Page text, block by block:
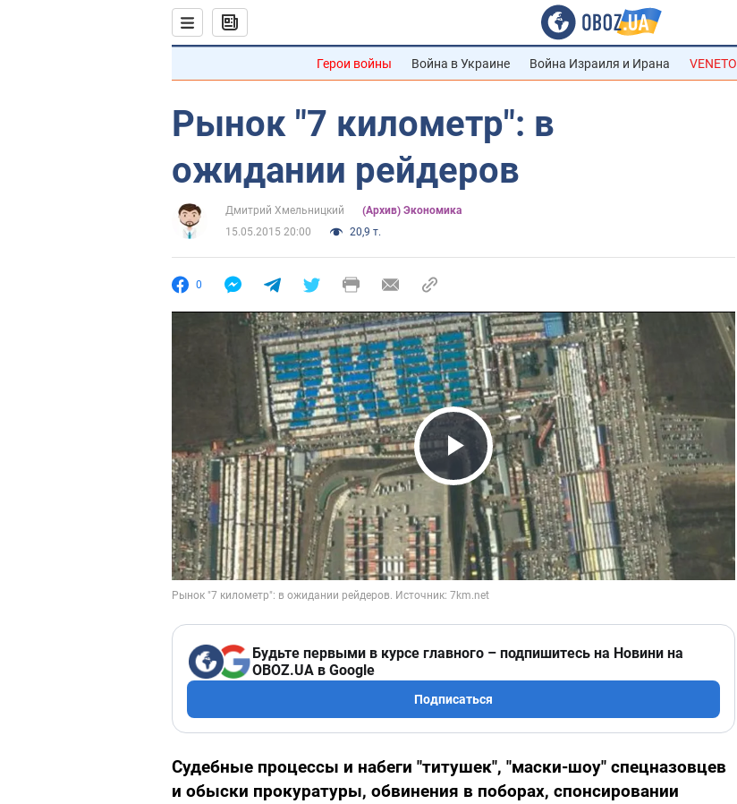
Герои войны Война в Украине Война Израиля и Ирана VENETO
Рынок "7 километр": в
ожидании рейдеров
Дмитрий Хмельницкий
(Архив) Экономика
15.05.2015 20:00
20,9 т.
0
Play Video
Будьте первыми в курсе главного – подпишитесь на Новини на
OBOZ.UA в Google
Подписаться
Судебные процессы и набеги "титушек", "маски-шоу" спецназовцев
и обыски прокуратуры, обвинения в поборах, спонсировании